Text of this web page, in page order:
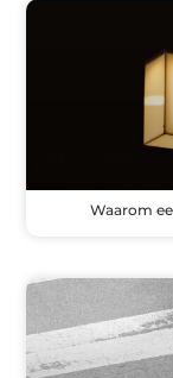
Waarom